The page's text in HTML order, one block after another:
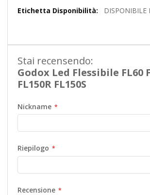
Maggiori
DISPONIBILE
Stai recensendo:
Godox Led Flessibile FL60
FL150R FL150S
Nickname
Riepilogo
Recensione